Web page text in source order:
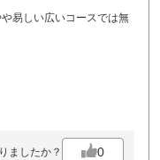
易しい広いコースでは無
アから離れた場所にあり
す。
ましたか？ 0